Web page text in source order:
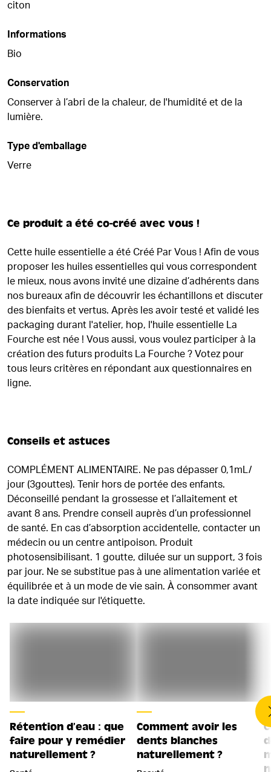
citon
Informations
Bio
Conservation
Conserver à l’abri de la chaleur, de l'humidité et de la
lumière.
Type d'emballage
Verre
Ce produit a été co-créé avec vous !
Cette huile essentielle a été Créé Par Vous ! Afin de vous
proposer les huiles essentielles qui vous correspondent
le mieux, nous avons invité une dizaine d’adhérents dans
nos bureaux afin de découvrir les échantillons et discuter
des bienfaits et vertus. Après les avoir testé et validé les
packaging durant l'atelier, hop, l'huile essentielle La
Fourche est née ! Vous aussi, vous voulez participer à la
création des futurs produits La Fourche ? Votez pour
tous leurs critères en répondant aux questionnaires en
ligne.
Conseils et astuces
COMPLÉMENT ALIMENTAIRE. Ne pas dépasser 0,1mL/
jour (3gouttes). Tenir hors de portée des enfants.
Déconseillé pendant la grossesse et l’allaitement et
avant 8 ans. Prendre conseil auprès d’un professionnel
de santé. En cas d’absorption accidentelle, contacter un
médecin ou un centre antipoison. Produit
photosensibilisant. 1 goutte, diluée sur un support, 3 fois
par jour. Ne se substitue pas à une alimentation variée et
équilibrée et à un mode de vie sain. À consommer avant
la date indiquée sur l'étiquette.
Rétention d’eau : que
faire pour y remédier
naturellement ?
Comment avoir les
dents blanches
naturellement ?